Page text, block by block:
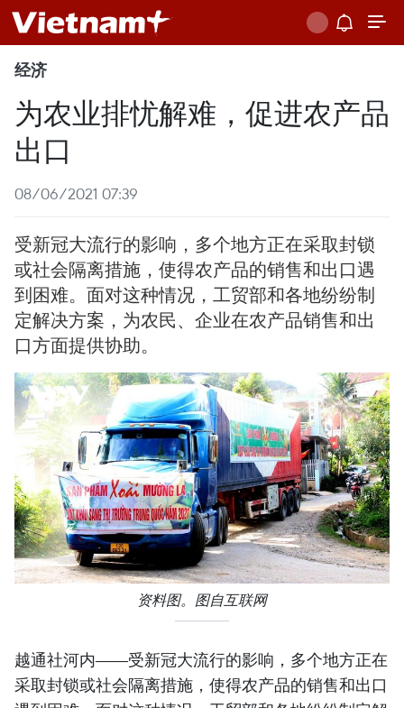
经济
为农业排忧解难，促进农产品
出口
08/06/2021 07:39
受新冠大流行的影响，多个地方正在采取封锁
或社会隔离措施，使得农产品的销售和出口遇
到困难。面对这种情况，工贸部和各地纷纷制
定解决方案，为农民、企业在农产品销售和出
口方面提供协助。
资料图。图自互联网
越通社河内——受新冠大流行的影响，多个地方正在
采取封锁或社会隔离措施，使得农产品的销售和出口